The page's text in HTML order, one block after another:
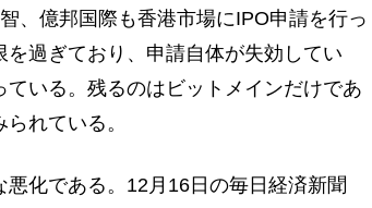
、億邦国際も香港市場にIPO申請を行っ
過ぎており、申請自体が失効してい
いる。残るのはビットメインだけであ
れている。
化である。12月16日の毎日経済新聞